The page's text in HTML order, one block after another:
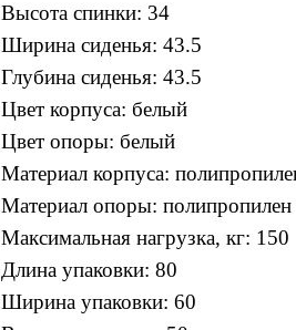
Высота спинки: 34
Ширина сиденья: 43.5
Глубина сиденья: 43.5
Цвет корпуса: белый
Цвет опоры: белый
Материал корпуса:
Материал опоры: полипропилен
Максимальная нагрузка, кг: 150
Длина упаковки: 80
Ширина упаковки: 60